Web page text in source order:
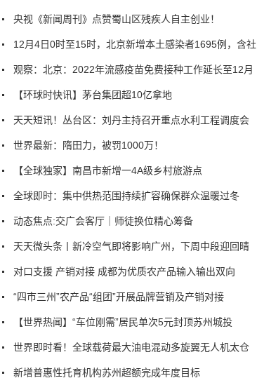
央视《新闻周刊》点赞蜀山区残疾人自主创业！
12月4日0时至15时，北京新增本土感染者1695例，含社
观察：北京：2022年流感疫苗免费接种工作延长至12月
【环球时快讯】茅台集团超10亿拿地
天天短讯！丛台区：刘丹主持召开重点水利工程调度会
世界最新：隋田力，被罚1000万！
【全球独家】南昌市新增一4A级乡村旅游点
全球即时：集中供热范围持续扩容确保群众温暖过冬
动态焦点:交广会客厅｜师徒换位精心筹备
天天微头条丨新冷空气即将影响广州，下周中段迎回晴
对口支援 产销对接 成都为优质农产品输入输出双向
“四市三州”农产品“组团”开展品牌营销及产销对接
【世界热闻】“车位刚需”居民单次5元封顶苏州城投
世界即时看！全球载荷最大油电混动多旋翼无人机太仓
新增普惠性托育机构苏州超额完成年度目标